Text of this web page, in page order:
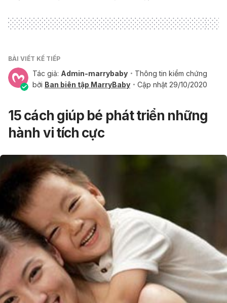
BÀI VIẾT KẾ TIẾP
Tác giả: Admin-marrybaby
Thông tin kiểm chứng
bởi Ban biên tập MarryBaby Cập nhật 29/10/2020
15 cách giúp bé phát triển những
hành vi tích cực